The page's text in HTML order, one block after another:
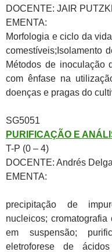
DOCENTE: JAIR
EMENTA:
Morfologia e ciclo da
comestíveis;Isolamento
Métodos de inoculação
com ênfase na
doenças e pragas do
SG5051
PURIFICAÇÃO E
T-P (0 – 4)
DOCENTE: Andrés
Lise
precipitação de
nucleicos;
em suspensão;
eletroforese de